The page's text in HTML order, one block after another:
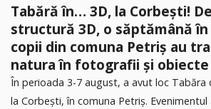
Tabără în… 3D, la Corbești!
structură 3D, o săptămână în
copii din comuna Petriș au
natura în fotografii și
În perioada 3-7 august, a avut loc Tabăra
la Corbești, în comuna Petriș. Evenimentul